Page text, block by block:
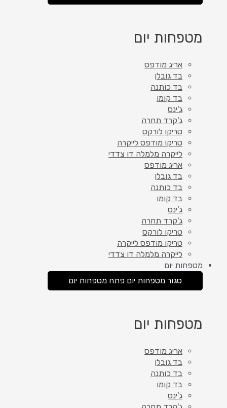
מטפחות יום
אריג מודפס
בד גובלן
בד כותנה
בד קומו
ג'ינס
ג'קרד תחרה
טריקו לורקס
טריקו מודפס לייקרה
לייקרה מלמלה דו צדדי
אריג מודפס
בד גובלן
בד כותנה
בד קומו
ג'ינס
ג'קרד תחרה
טריקו לורקס
טריקו מודפס לייקרה
לייקרה מלמלה דו צדדי
מטפחות יום
סגור מטפחות יום פתח מטפחות יום
מטפחות יום
אריג מודפס
בד גובלן
בד כותנה
בד קומו
ג'ינס